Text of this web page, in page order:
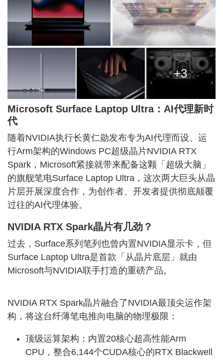
+3
Microsoft Surface Laptop Ultra：AI代理新时
代
随着NVIDIA执行长黄仁勋发布专为AI代理而设、运
行Arm架构的Windows PC超级晶片NVIDIA RTX
Spark，Microsoft紧接就带来配备这颗「超级大脑」
的旗舰笔电Surface Laptop Ultra，这次两大巨头从晶
片层开展深度合作，为创作者、开发者提供彻底颠覆
过往的AI代理体验。
NVIDIA RTX Spark晶片有几劲？
过去，Surface系列笔列也曾内置NVIDIA显示卡，但
Surface Laptop Ultra是首款「从晶片底层」就由
Microsoft与NVIDIA联手打造的重磅产品。
NVIDIA RTX Spark晶片融合了NVIDIA最顶尖运作架
构，将这台纤薄笔电推向电脑的物理极限：
顶级运算架构：内置20核心超高性能Arm
CPU，整合6,144个CUDA核心的RTX Blackwell